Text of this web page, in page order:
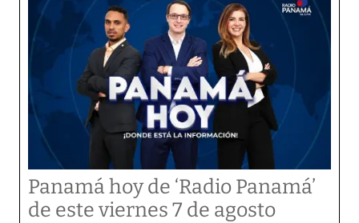
Panamá hoy de ‘Radio Panamá’
de este viernes 7 de agosto